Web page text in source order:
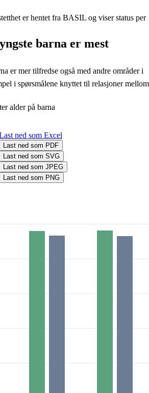
er hentet fra BASIL og viser status per
barna er mest
er mer tilfredse også med andre områder i
i spørsmålene knyttet til relasjoner mellom
alder på barna
ned som Excel
Last ned som PDF
Last ned som SVG
Last ned som JPEG
Last ned som PNG
1. Data ranges from 93.4 to 97.5.